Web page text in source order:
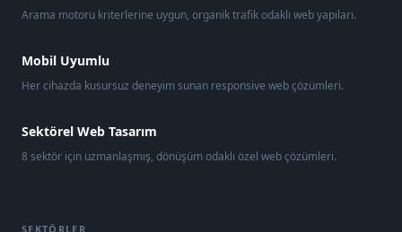
Arama motoru kriterlerine uygun, organik trafik odaklı web yapıları.
Mobil Uyumlu
Her cihazda kusursuz deneyim sunan responsive web çözümleri.
Sektörel Web Tasarım
8 sektör için uzmanlaşmış, dönüşüm odaklı özel web çözümleri.
SEKTÖRLER